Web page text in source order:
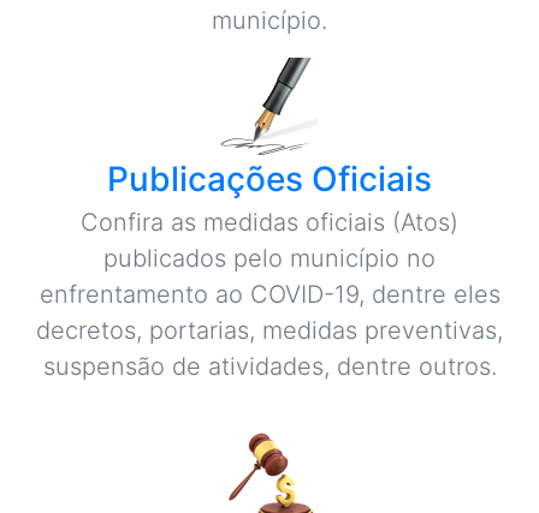
município.
Publicações Oficiais
Confira as medidas oficiais (Atos)
publicados pelo município no
enfrentamento ao COVID-19, dentre eles
decretos, portarias, medidas preventivas,
suspensão de atividades, dentre outros.